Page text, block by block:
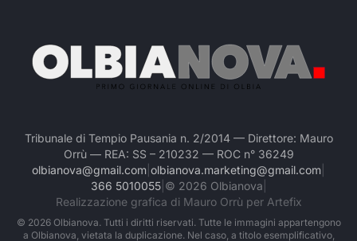
Tribunale di Tempio Pausania n. 2/2014 — Direttore: Mauro
Orrù — REA: SS – 210232 — ROC n° 36249
olbianova@gmail.com olbianova.marketing@gmail.com
366 5010055| © 2026 Olbianova
Realizzazione grafica di Mauro Orrù per Artefix
© 2026Olbianova. Tutti i diritti riservati. Tutte le immagini appartengono
a Olbianova, vietata la duplicazione. Nel caso, a titolo esemplificativo,